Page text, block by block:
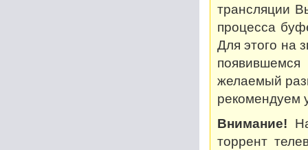
трансляции
процесса
Для этого на
желаемый
рекомендуем
Внимание!
торрент